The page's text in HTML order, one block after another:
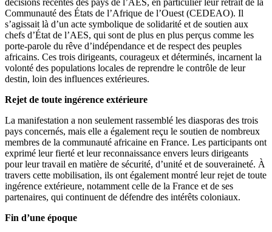
Communauté des États de l’Afrique de l’Ouest (CEDEAO). Il
s’agissait là d’un acte symbolique de solidarité et de soutien aux
chefs d’État de l’AES, qui sont de plus en plus perçus comme les
porte-parole du rêve d’indépendance et de respect des peuples
africains. Ces trois dirigeants, courageux et déterminés, incarnent la
volonté des populations locales de reprendre le contrôle de leur
destin, loin des influences extérieures.
Rejet de toute ingérence extérieure
La manifestation a non seulement rassemblé les diasporas des trois
pays concernés, mais elle a également reçu le soutien de nombreux
membres de la communauté africaine en France. Les participants ont
exprimé leur fierté et leur reconnaissance envers leurs dirigeants
pour leur travail en matière de sécurité, d’unité et de souveraineté. À
travers cette mobilisation, ils ont également montré leur rejet de toute
ingérence extérieure, notamment celle de la France et de ses
partenaires, qui continuent de défendre des intérêts coloniaux.
Fin d’une époque